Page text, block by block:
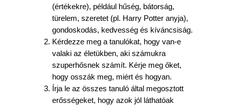
(értékekre), például hűség, bátorság,
türelem, szeretet (pl. Harry Potter anyja),
gondoskodás, kedvesség és kíváncsiság.
Kérdezze meg a tanulókat, hogy van-e
valaki az életükben, aki számukra
szuperhősnek számít. Kérje meg őket,
hogy osszák meg, miért és hogyan.
Írja le az összes tanuló által megosztott
erősségeket, hogy azok jól láthatóak